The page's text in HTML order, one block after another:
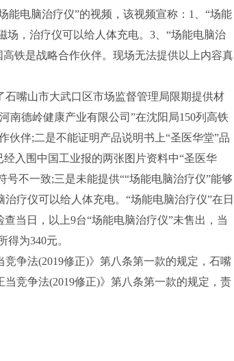
能电脑治疗仪”的视频，该视频宣称：1、“场能
场，治疗仪可以给人体充电。3、“场能电脑治
铁是战略合作伙伴。现场无法提供以上内容真
嘴山市大武口区市场监督管理局限期提供材
南德岭健康产业有限公司”在沈阳局150列高铁
伙伴;二是不能证明产品说明书上“圣医华堂”品
入围中国工业报的两张图片资料中“圣医华
号不一致;三是未能提供““场能电脑治疗仪”能够
疗仪可以给人体充电。“场能电脑治疗仪”在日
当日，以上9台“场能电脑治疗仪”未售出，当
为340元。
争法(2019修正)》第八条第一款的规定，石嘴
竞争法(2019修正)》第八条第一款的规定，责